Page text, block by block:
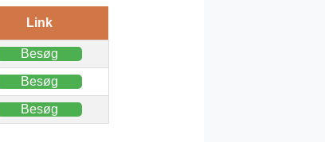
Link
Besøg
Besøg
Besøg